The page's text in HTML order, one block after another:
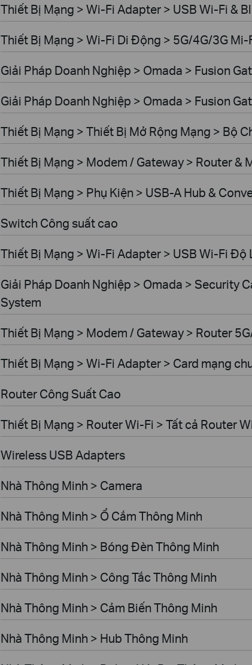
Thiết Bị Mạng > Wi-Fi Adapter > USB Wi-Fi &
Thiết Bị Mạng > Wi-Fi Di Động > 5G/4G/3G Mi-
Giải Pháp Doanh Nghiệp > Omada > Fusion
Giải Pháp Doanh Nghiệp > Omada > Fusion
Thiết Bị Mạng > Thiết Bị Mở Rộng Mạng > Bộ
Thiết Bị Mạng > Modem / Gateway > Router &
Thiết Bị Mạng > Phụ Kiện > USB-A Hub &
Switch Công suất cao
Thiết Bị Mạng > Wi-Fi Adapter > USB Wi-Fi Độ
Giải Pháp Doanh Nghiệp > Omada > Security
System
Thiết Bị Mạng > Modem / Gateway > Router
Thiết Bị Mạng > Wi-Fi Adapter > Card mạng
Router Công Suất Cao
Thiết Bị Mạng > Router Wi-Fi > Tất cả Router
Wireless USB Adapters
Nhà Thông Minh > Camera
Nhà Thông Minh > Ổ Cắm Thông Minh
Nhà Thông Minh > Bóng Đèn Thông Minh
Nhà Thông Minh > Công Tắc Thông Minh
Nhà Thông Minh > Cảm Biến Thông Minh
Nhà Thông Minh > Hub Thông Minh